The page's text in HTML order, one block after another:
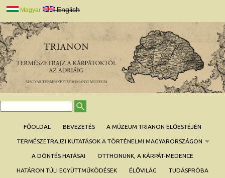
Magyar English
e
FŐOLDAL BEVEZETÉS A MÚZEUM TRIANON ELŐESTÉJÉN
TERMÉSZETRAJZI KUTATÁSOK A TÖRTÉNELMI MAGYARORSZÁGON
A DÖNTÉS HATÁSAI OTTHONUNK, A KÁRPÁT-MEDENCE
HATÁRON TÚLI EGYÜTTMŰKÖDÉSEK ÉLŐVILÁG TUDÁSPRÓBA